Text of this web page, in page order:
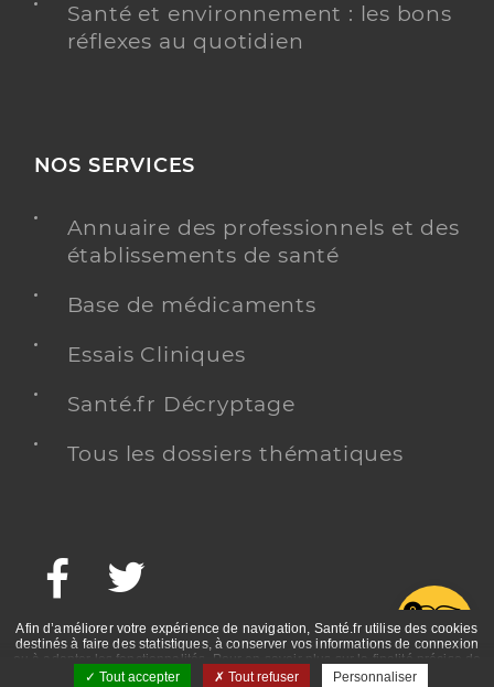
Santé et environnement : les bons
réflexes au quotidien
NOS SERVICES
Annuaire des professionnels et des
établissements de santé
Base de médicaments
Essais Cliniques
Santé.fr Décryptage
Tous les dossiers thématiques
Facebook
Afin d’améliorer votre expérience de navigation, Santé.fr utilise des cookies
destinés à faire des statistiques, à conserver vos informations de connexion
ou à adapter les fonctionnalités. Pour en savoir plus sur la finalité précise de
ces cookies, nous vous invitons à prendre connaissance de la politique de
Tout accepter Tout refuser Personnaliser